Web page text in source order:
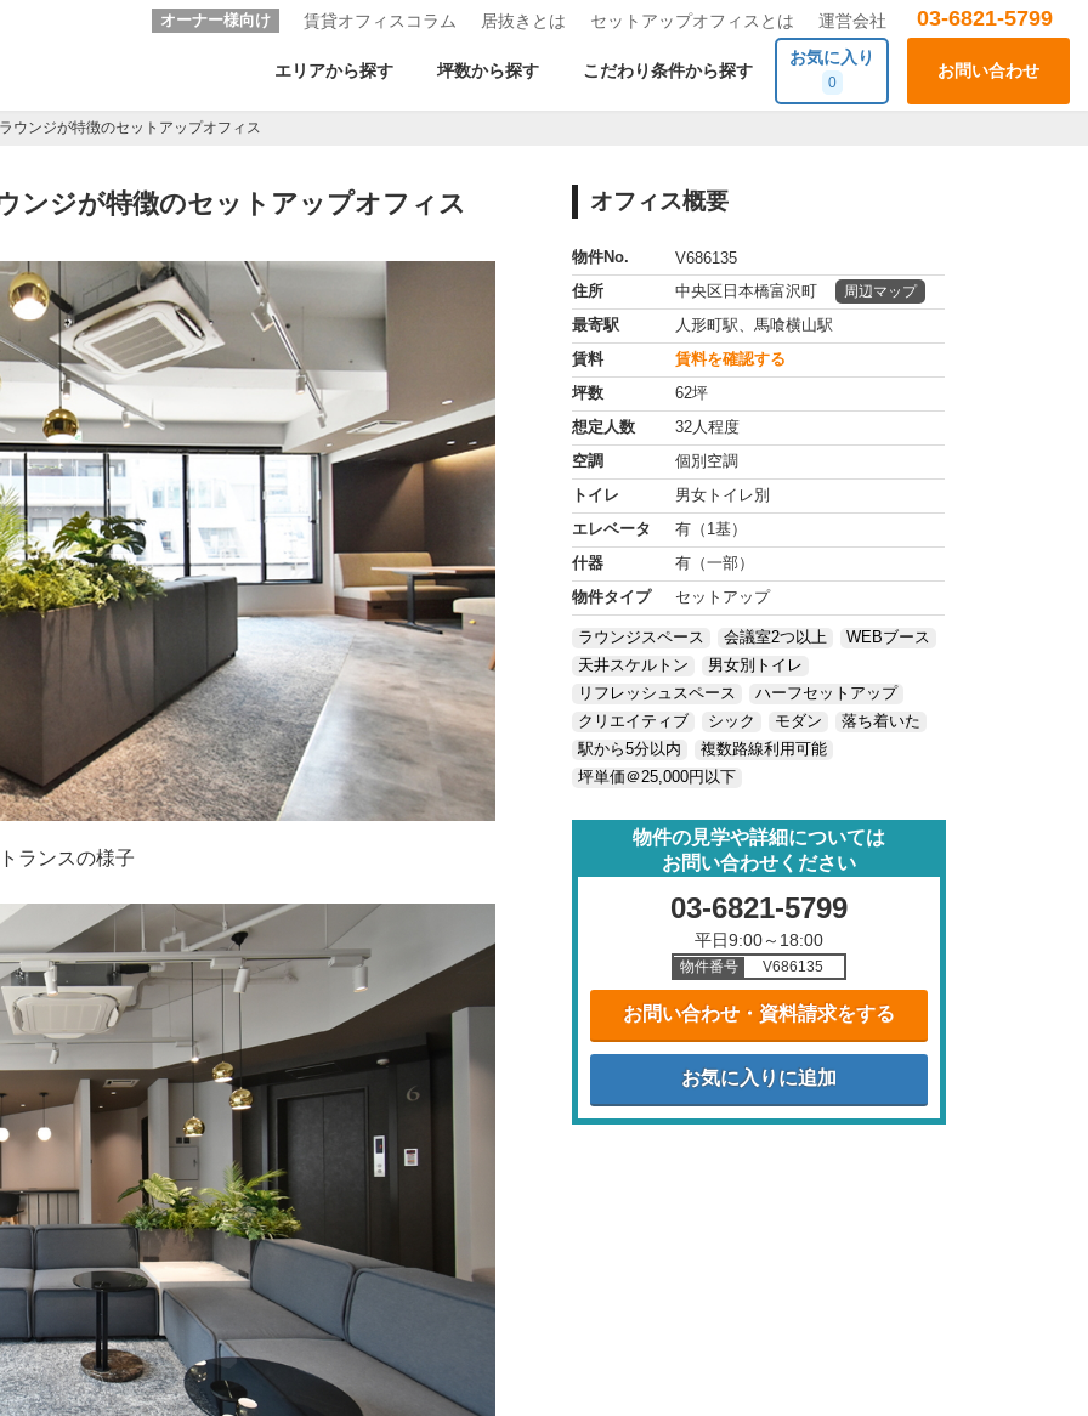
オーナー様向け 賃貸オフィスコラム 居抜きとは セットアップオフィスとは 運営会社 03-6821-5799
エリアから探す 坪数から探す こだわり条件から探す
お気に入り
0
お問い合わせ
ウンジが特徴のセットアップオフィス
ンジが特徴のセットアップオフィス
ランスの様子
オフィス概要
物件No.
V686135
住所
中央区日本橋富沢町 周辺マップ
最寄駅
人形町駅、馬喰横山駅
賃料
賃料を確認する
坪数
62坪
想定人数
32人程度
空調
個別空調
トイレ
男女トイレ別
エレベータ
有（1基）
什器
有（一部）
物件タイプ
セットアップ
ラウンジスペース 会議室2つ以上
WEBブース
天井スケルトン
男女別トイレ
リフレッシュスペース
ハーフセットアップ
クリエイティブ
シック モダン
落ち着いた
駅から5分以内
複数路線利用可能
坪単価＠25,000円以下
物件の見学や詳細については
お問い合わせください
03-6821-5799
平日9:00～18:00
物件番号 V686135
お問い合わせ・資料請求をする